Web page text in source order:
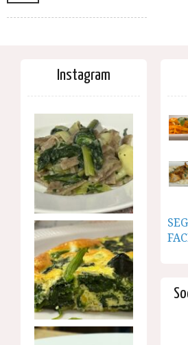
Instagram